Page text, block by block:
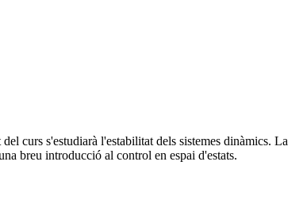
curs s'estudiarà l'estabilitat dels sistemes dinàmics. La
breu introducció al control en espai d'estats.